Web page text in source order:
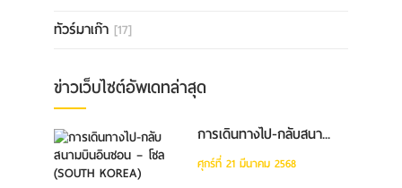
ทัวร์มาเก๊า [17]
ข่าวเว็บไซต์อัพเดทล่าสุด
การเดินทางไป-กลับสนา...
ศุกร์ที่ 21 มีนาคม 2568